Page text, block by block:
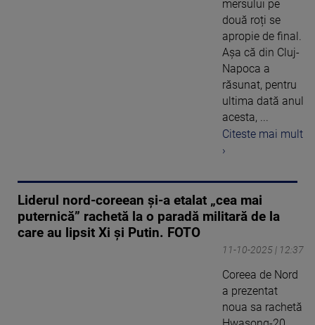
mersului pe
două roți se
apropie de final.
Așa că din Cluj-
Napoca a
răsunat, pentru
ultima dată anul
acesta, ...
Citeste mai mult
›
Liderul nord-coreean şi-a etalat „cea mai
puternică” rachetă la o paradă militară de la
care au lipsit Xi şi Putin. FOTO
11-10-2025 | 12:37
Coreea de Nord
a prezentat
noua sa rachetă